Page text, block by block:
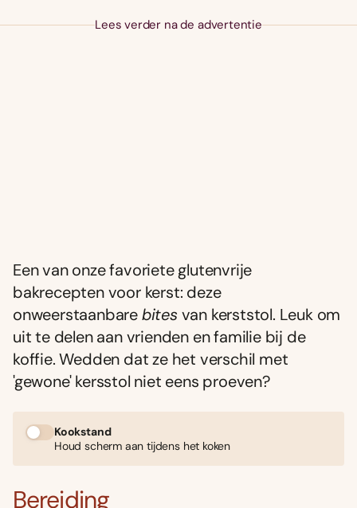
Lees verder na de advertentie
Een van onze favoriete glutenvrije
bakrecepten voor kerst: deze
onweerstaanbarebites van kerststol. Leuk om
uit te delen aan vrienden en familie bij de
koffie. Wedden dat ze het verschil met
'gewone' kersstol niet eens proeven?
Kookstand
Houd scherm aan tijdens het koken
Bereiding